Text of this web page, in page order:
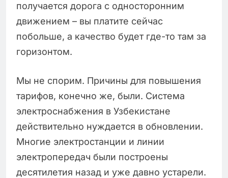
получается дорога с односторонним
движением – вы платите сейчас
побольше, а качество будет где-то там за
горизонтом.
Мы не спорим. Причины для повышения
тарифов, конечно же, были. Система
электроснабжения в Узбекистане
действительно нуждается в обновлении.
Многие электростанции и линии
электропередач были построены
десятилетия назад и уже давно устарели.